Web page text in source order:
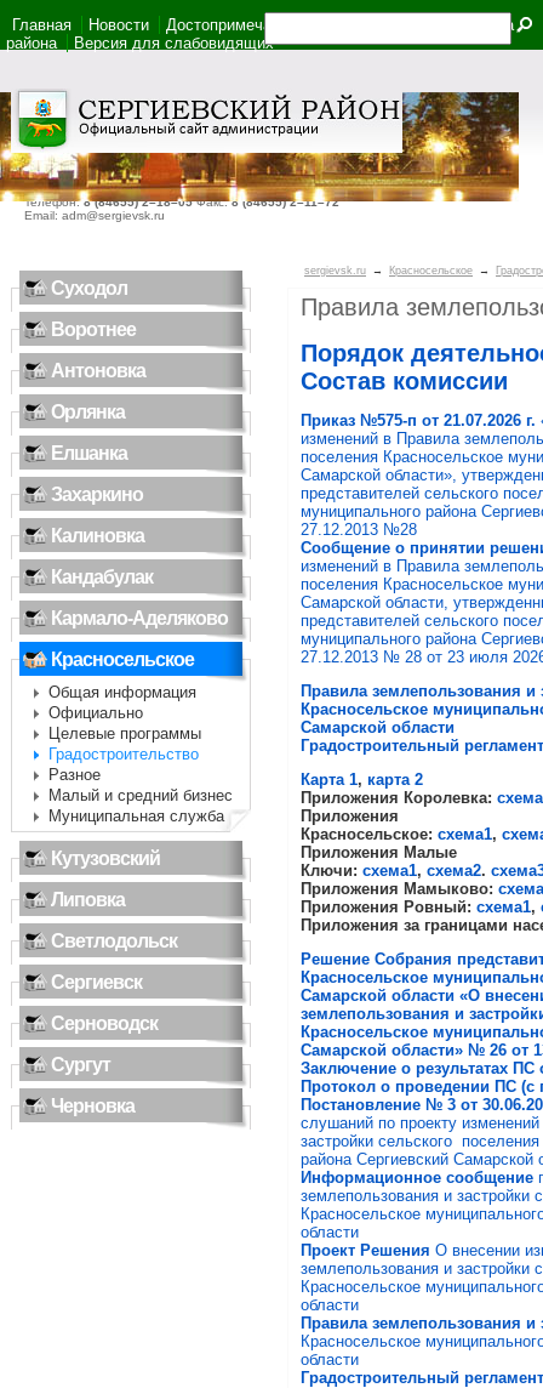
446540, Самарская область, село Сергиевск, ул. Ленина, дом 22
Телефон:8 (84655) 2–18–05Факс:8 (84655) 2–11–72
Email: adm@sergievsk.ru
Главная Новости Достопримечательности
Карта
района
Версия для слабовидящих
Суходол
Воротнее
Антоновка
Орлянка
Елшанка
Захаркино
Калиновка
Кандабулак
Кармало-Аделяково
Красносельское
Общая информация
Официально
Целевые программы
Градостроительство
Разное
Малый и средний бизнес
Муниципальная служба
Кутузовский
Липовка
Светлодольск
Сергиевск
Серноводск
Сургут
Черновка
sergievsk.ru → Красносельское →
Правила
Порядок
Состав комиссии
Приказ №575-п от 21.07.2026 г.
изменений в Правила
поселения Красносельское
Самарской области»,
представителей сельского
муниципального района
27.12.2013 №28
Сообщение о принятии
изменений в Правила
поселения Красносельское
Самарской области,
представителей сельского
муниципального района
27.12.2013 № 28 от 23 июля
Правила землепользования и
Красносельское
Самарской области
Градостроительный регламент
Карта 1, карта 2
Приложения Королевка:
Приложения
Красносельское: схема1,
Приложения Малые
Ключи: схема1, схема2.
Приложения Мамыково:
Приложения Ровный: схема1,
Приложения за границами
Решение Собрания
Красносельское
Самарской области «О
землепользования и
Красносельское
Самарской области» № 26 от
Заключение о результатах ПС
Протокол о проведении ПС (с
Постановление № 3 от
слушаний по проекту
застройки сельского
района Сергиевский Самарской
Информационное сообщение
землепользования и застройки
Красносельское
области
Проект Решения О внесении
землепользования и застройки
Красносельское
области
Правила землепользования и
Красносельское
области
Градостроительный регламент